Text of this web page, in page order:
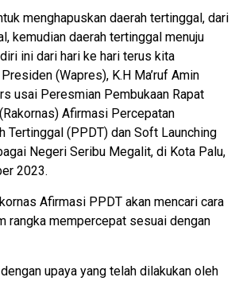
menghapuskan daerah tertinggal, dari
kemudian daerah tertinggal menuju
ini dari hari ke hari terus kita
(Wapres), K.H Ma’ruf Amin
usai Peresmian Pembukaan Rapat
Afirmasi Percepatan
Tertinggal (PPDT) dan Soft Launching
Negeri Seribu Megalit, di Kota Palu,
2023.
Afirmasi PPDT akan mencari cara
rangka mempercepat sesuai dengan
upaya yang telah dilakukan oleh